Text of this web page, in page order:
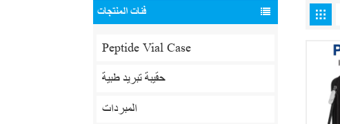
فئات المنتجات
Peptide Vial Case
حقيبة تبريد طبية
المبردات